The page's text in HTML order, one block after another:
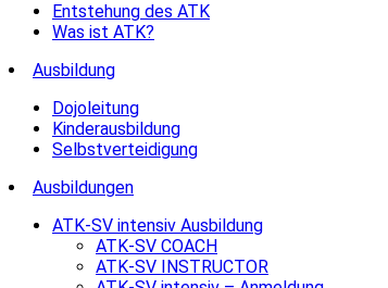
Entstehung des ATK
Was ist ATK?
Ausbildung
Dojoleitung
Kinderausbildung
Selbstverteidigung
Ausbildungen
ATK-SV intensiv Ausbildung
ATK-SV COACH
ATK-SV INSTRUCTOR